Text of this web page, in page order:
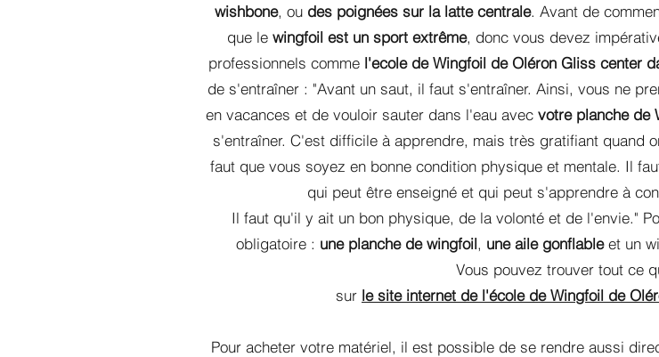
wishbone, ou des poignées sur la latte centrale. Avant de
que le wingfoil est un sport extrême, donc vous devez
professionnels comme l'ecole de Wingfoil de Oléron Gliss center
de s'entraîner : "Avant un saut, il faut s'entraîner. Ainsi, vous ne
en vacances et de vouloir sauter dans l'eau avec votre planche de
s'entraîner. C'est difficile à apprendre, mais très gratifiant quand
faut que vous soyez en bonne condition physique et mentale. Il
qui peut être enseigné et qui peut s'apprendre à
Il faut qu'il y ait un bon physique, de la volonté et de l'envie."
obligatoire : une planche de wingfoil, une aile gonflableet un
Vous pouvez trouver tout ce
sur le site internet de l'école de Wingfoil de
Pour acheter votre matériel, il est possible de se rendre aussi